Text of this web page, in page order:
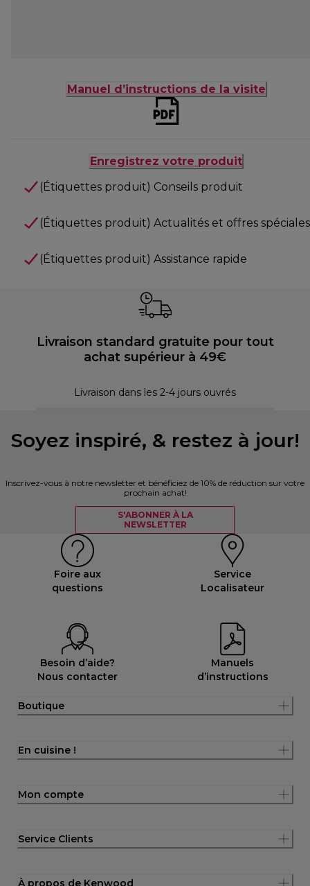
Manuel d’instructions de la visite
Enregistrez votre produit
(Étiquettes produit) Conseils produit
(Étiquettes produit) Actualités et offres spéciales
(Étiquettes produit) Assistance rapide
Livraison standard gratuite pour tout
achat supérieur à 49€
Livraison dans les 2-4 jours ouvrés
Soyez inspiré, & restez à jour!
Inscrivez-vous à notre newsletter et bénéficiez de 10% de réduction sur votre
prochain achat!
S'ABONNER À LA
NEWSLETTER
Foire aux
questions
Service
Localisateur
Besoin d’aide?
Nous contacter
Manuels
d’instructions
Boutique
En cuisine !
Mon compte
Service Clients
À propos de Kenwood